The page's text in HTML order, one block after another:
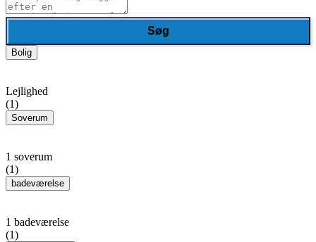
Søg
Bolig
Lejlighed
(1)
Soverum
1 soverum
(1)
badeværelse
1 badeværelse
(1)